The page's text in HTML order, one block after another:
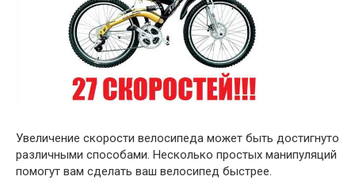
Увеличение скорости велосипеда может быть достигнуто
различными способами. Несколько простых манипуляций
помогут вам сделать ваш велосипед быстрее.